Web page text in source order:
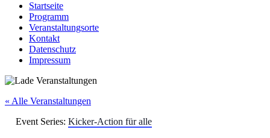
Startseite
Programm
Veranstaltungsorte
Kontakt
Datenschutz
Impressum
« Alle Veranstaltungen
Event Series: Kicker-Action für alle